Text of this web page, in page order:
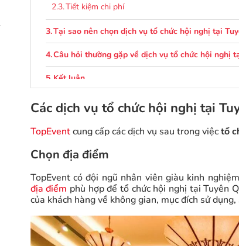
Tiết kiệm chi phí
Tại sao nên chọn dịch vụ tổ chức hội nghị tại
Câu hỏi thường gặp về dịch vụ tổ chức hội nghị
Kết luận
Các dịch vụ tổ chức hội nghị tại
TopEventcung cấp các dịch vụ sau trong việctổ
Chọn địa điểm
TopEvent có đội ngũ nhân viên giàu kinh
địa điểm phù hợp để tổ chức hội nghị tại Tuyên
của khách hàng về không gian, mục đích sử